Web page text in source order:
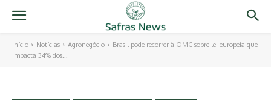
Início Notícias Agronegócio
Brasil pode recorrer à OMC sobre lei europeia que
impacta 34% dos...